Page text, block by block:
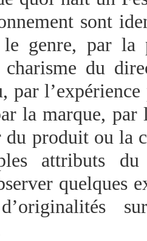
sont
genre, par la
charisme du
par
la marque,
du produit ou la
attributs
quelques